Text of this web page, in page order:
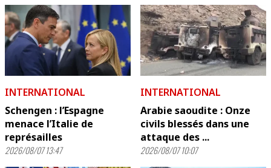
INTERNATIONAL
Schengen : l’Espagne
menace l’Italie de
représailles
2026/08/07 13:47
INTERNATIONAL
Arabie saoudite : Onze
civils blessés dans une
attaque des ...
2026/08/07 10:07